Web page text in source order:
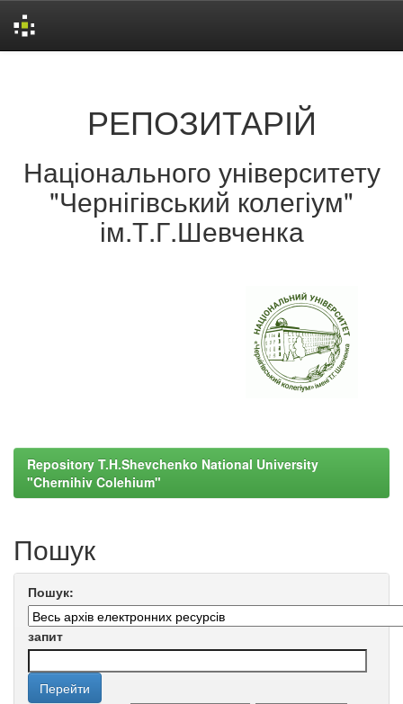
РЕПОЗИТАРІЙ
Національного університету
"Чернігівський колегіум"
ім.Т.Г.Шевченка
Repository T.H.Shevchenko National University
"Chernihiv Colehium"
Пошук
Пошук:
запит